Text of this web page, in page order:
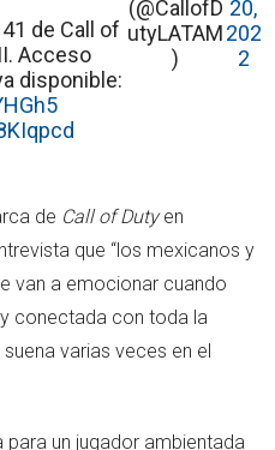
de Call of
Acceso
disponible:
(@CallofD
utyLATAM
)
20,
202
2
de Call of Dutyen
que “los mexicanos y
van a emocionar cuando
conectada con toda la
varias veces en el
para un jugador ambientada